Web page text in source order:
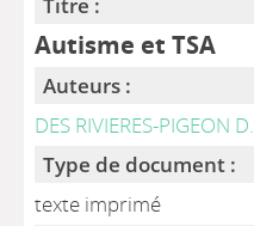
Autisme et TSA
Auteurs :
DES RIVIERES-PIGEON D.
Type de document :
texte imprimé